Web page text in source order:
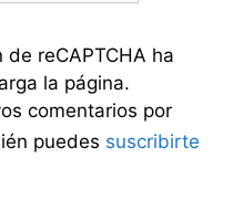
reCAPTCHA ha
la página.
comentarios por
puedes suscribirte